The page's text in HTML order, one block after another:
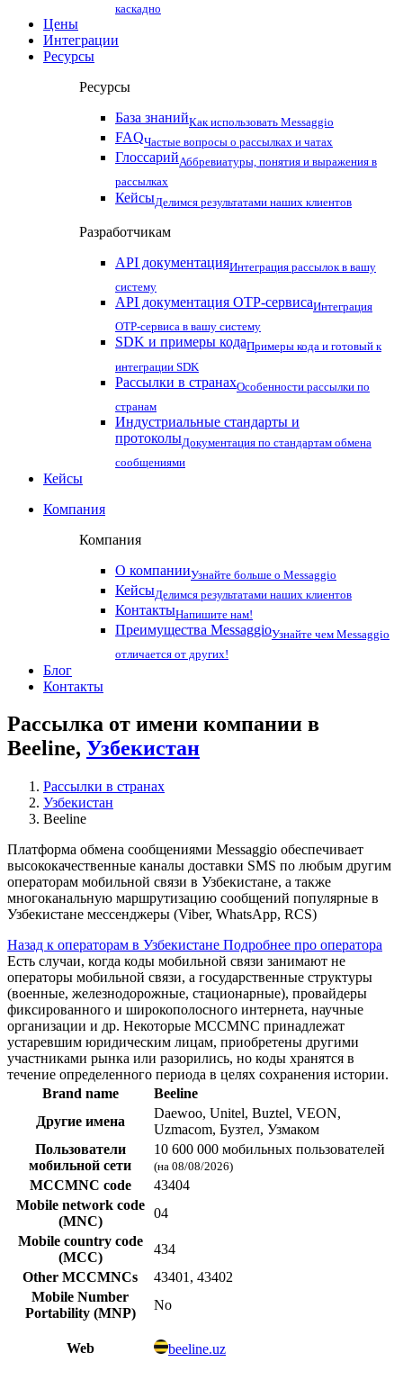
каскадно
Цены
Интеграции
Ресурсы
Ресурсы
База знанийКак использовать Messaggio
FAQЧастые вопросы о рассылках и чатах
ГлоссарийАббревиатуры, понятия и выражения в
рассылках
КейсыДелимся результатами наших клиентов
Разработчикам
API документацияИнтеграция рассылок в вашу
систему
API документация OTP-сервисаИнтеграция
OTP-сервиса в вашу систему
SDK и примеры кодаПримеры кода и готовый к
интеграции SDK
Рассылки в странахОсобенности рассылки по
странам
Индустриальные стандарты и
протоколыДокументация по стандартам обмена
сообщениями
Кейсы
Компания
Компания
О компанииУзнайте больше о Messaggio
КейсыДелимся результатами наших клиентов
КонтактыНапишите нам!
Преимущества MessaggioУзнайте чем Messaggio
отличается от других!
Блог
Контакты
Рассылка от имени компании в
Beeline, Узбекистан
Рассылки в странах
Узбекистан
Beeline
Платформа обмена сообщениями Messaggio обеспечивает
высококачественные каналы доставки SMS по любым другим
операторам мобильной связи в Узбекистане, а также
многоканальную маршрутизацию сообщений популярные в
Узбекистане мессенджеры (Viber, WhatsApp, RCS)
Назад к операторам в Узбекистане Подробнее про оператора
Есть случаи, когда коды мобильной связи занимают не
операторы мобильной связи, а государственные структуры
(военные, железнодорожные, стационарные), провайдеры
фиксированного и широкополосного интернета, научные
организации и др. Некоторые MCCMNC принадлежат
устаревшим юридическим лицам, приобретены другими
участниками рынка или разорились, но коды хранятся в
течение определенного периода в целях сохранения истории.
Brand name
Beeline
Другие имена
Daewoo, Unitel, Buztel, VEON,
Uzmacom, Бузтел, Узмаком
Пользователи
мобильной сети
10 600 000 мобильных пользователей
(на 08/08/2026)
MCCMNC code
43404
Mobile network code
(MNC)
04
Mobile country code
(MCC)
434
Other MCCMNCs
43401, 43402
Mobile Number
Portability (MNP)
No
Web beeline.uz